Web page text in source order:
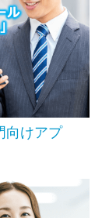
向けアプ